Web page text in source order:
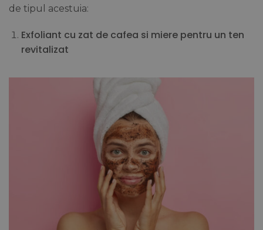
de tipul acestuia:
Exfoliant cu zat de cafea si miere pentru un ten
revitalizat